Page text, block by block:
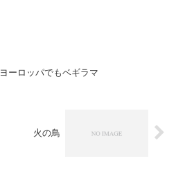
ヨーロッパでもベギラマ
火の鳥